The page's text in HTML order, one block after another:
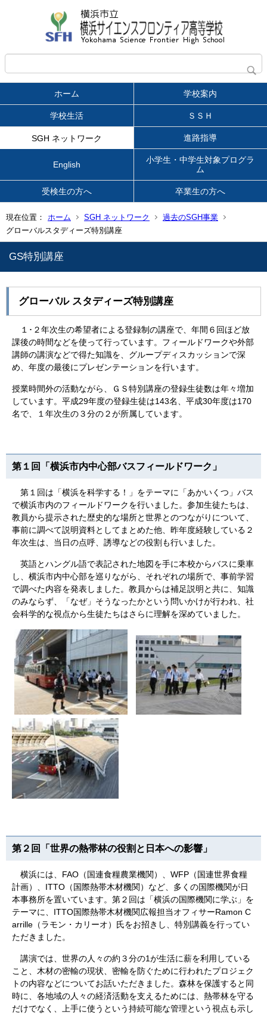
ホーム 学校案内
学校生活 ＳＳＨ
SGH ネットワーク 進路指導
English
小学生・中学生対象プログラ
ム
受検生の方へ 卒業生の方へ
現在位置： ホーム SGH ネットワーク
過去のSGH事業
グローバルスタディーズ特別講座
GS特別講座
グローバル スタディーズ特別講座
１･２年次生の希望者による登録制の講座で、年間６回ほど放
課後の時間などを使って行っています。フィールドワークや外部
講師の講演などで得た知識を、グループディスカッションで深
め、年度の最後にプレゼンテーションを行います。
授業時間外の活動ながら、ＧＳ特別講座の登録生徒数は年々増加
しています。平成29年度の登録生徒は143名、平成30年度は170
名で、１年次生の３分の２が所属しています。
第１回「横浜市内中心部バスフィールドワーク」
第１回は「横浜を科学する！」をテーマに「あかいくつ」バス
で横浜市内のフィールドワークを行いました。参加生徒たちは、
教員から提示された歴史的な場所と世界とのつながりについて、
事前に調べて説明資料としてまとめた他、昨年度経験している２
年次生は、当日の点呼、誘導などの役割も行いました。
英語とハングル語で表記された地図を手に本校からバスに乗車
し、横浜市内中心部を巡りながら、それぞれの場所で、事前学習
で調べた内容を発表しました。教員からは補足説明と共に、知識
のみならず、「なぜ」そうなったかという問いかけが行われ、社
会科学的な視点から生徒たちはさらに理解を深めていました。
第２回「世界の熱帯林の役割と日本への影響」
横浜には、FAO（国連食糧農業機関）、WFP（国連世界食糧
計画）、ITTO（国際熱帯木材機関）など、多くの国際機関が日
本事務所を置いています。第２回は「横浜の国際機関に学ぶ」を
テーマに、ITTO国際熱帯木材機関広報担当オフィサーRamon C
arrille（ラモン・カリーオ）氏をお招きし、特別講義を行ってい
ただきました。
講演では、世界の人々の約３分の1が生活に薪を利用している
こと、木材の密輸の現状、密輸を防ぐために行われたプロジェク
トの内容などについてお話いただきました。森林を保護すると同
時に、各地域の人々の経済活動を支えるためには、熱帯林を守る
だけでなく、上手に使うという持続可能な管理という視点も示し